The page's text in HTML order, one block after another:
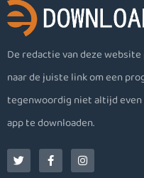
De redactie van deze
naar de juiste link om een
tegenwoordig niet altijd
app te downloaden.